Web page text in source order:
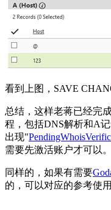
看到上图，SAVE
总结，这样老蒋已经完
程，包括DNS解析和A
出现"
需要先激活账户才可以。
同样的，如果有需要
的，可以对应的参考使用